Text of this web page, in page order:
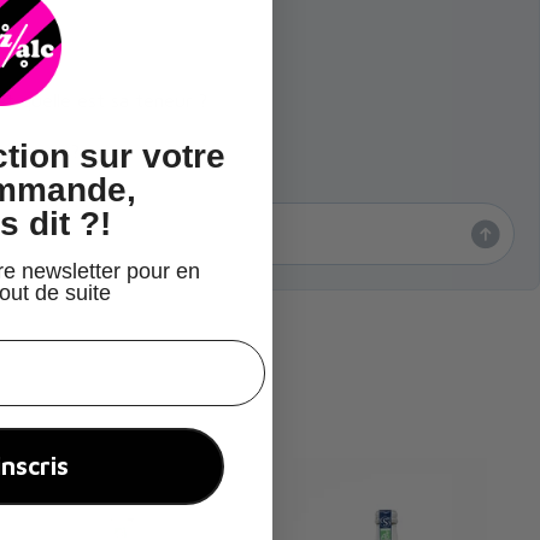
quelle est sa teneur ?
? sur votre
dit ?!
newsletter pour en
de suite